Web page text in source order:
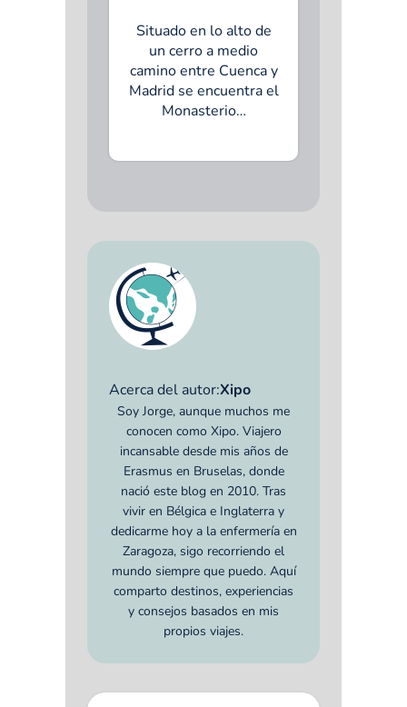
Situado en lo alto de
un cerro a medio
camino entre Cuenca y
Madrid se encuentra el
Monasterio…
Acerca del autor:Xipo
Soy Jorge, aunque muchos me
conocen como Xipo. Viajero
incansable desde mis años de
Erasmus en Bruselas, donde
nació este blog en 2010. Tras
vivir en Bélgica e Inglaterra y
dedicarme hoy a la enfermería en
Zaragoza, sigo recorriendo el
mundo siempre que puedo. Aquí
comparto destinos, experiencias
y consejos basados en mis
propios viajes.